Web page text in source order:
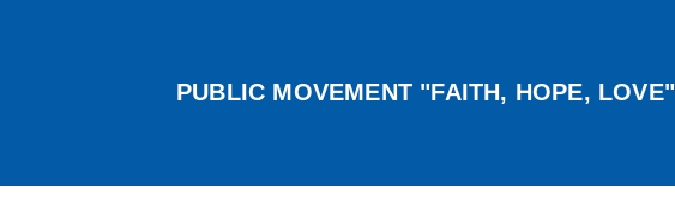
PUBLIC MOVEMENT "FAITH, HOPE, LOVE"